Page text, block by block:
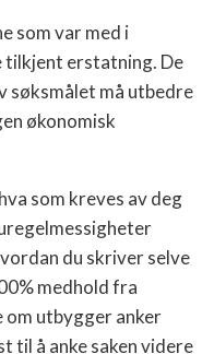
som var med i
erstatning.
av søksmålet må
som kreves av
blant annet
Hytteeierne fikk